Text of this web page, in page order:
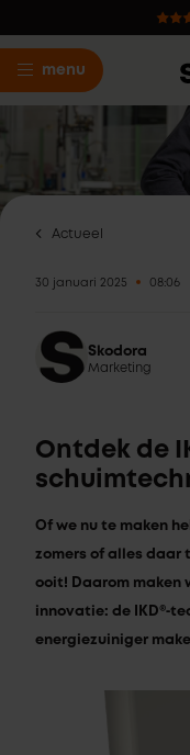
menu
Actueel
30 januari 2025 08:06
Skodora
Marketing
Ontdek de
Of we nu te maken
zomers of alles daar
ooit! Daarom maken
innovatie: de
energiezuiniger